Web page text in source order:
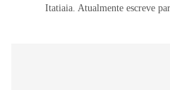
Itatiaia. Atualmente escreve